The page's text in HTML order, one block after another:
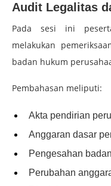
Audit Legalitas
Pada sesi ini
melakukan
badan hukum
Pembahasan meliputi:
Akta pendirian
Anggaran dasar
Pengesahan
Perubahan